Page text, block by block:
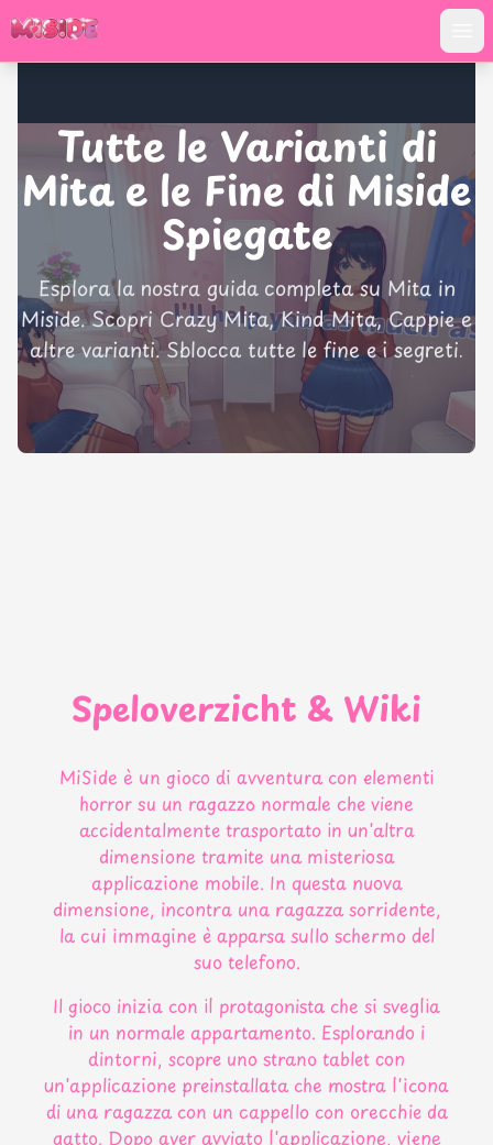
PlayMiside.com
Tutte le Varianti di
Mita e le Fine di Miside
Spiegate
Esplora la nostra guida completa su Mita in
Miside. Scopri Crazy Mita, Kind Mita, Cappie e
altre varianti. Sblocca tutte le fine e i segreti.
Speloverzicht & Wiki
MiSide è un gioco di avventura con elementi
horror su un ragazzo normale che viene
accidentalmente trasportato in un'altra
dimensione tramite una misteriosa
applicazione mobile. In questa nuova
dimensione, incontra una ragazza sorridente,
la cui immagine è apparsa sullo schermo del
suo telefono.
Il gioco inizia con il protagonista che si sveglia
in un normale appartamento. Esplorando i
dintorni, scopre uno strano tablet con
un'applicazione preinstallata che mostra l'icona
di una ragazza con un cappello con orecchie da
gatto. Dopo aver avviato l'applicazione, viene